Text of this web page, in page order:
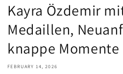
Kayra Özdemir
Medaillen,
knappe Momente
FEBRUARY 14, 2026